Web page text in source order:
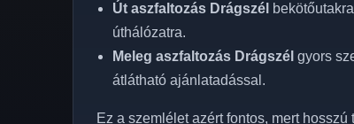
Út aszfaltozás Drágszél
úthálózatra.
Meleg aszfaltozás Drágszél gyors
átlátható ajánlatadással.
Ez a szemlélet azért fontos, mert